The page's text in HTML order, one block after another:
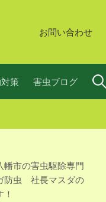
お問い合わせ
策 害虫ブログ 検
幡市の害虫駆除専門
防虫 社長マスダの